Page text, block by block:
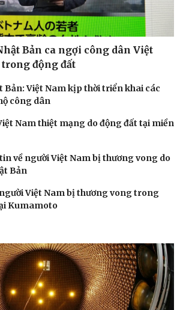
Nhà đẹp
Bản ca ngợi công dân Việt
động đất
Bản: Việt Nam kịp thời triển khai các
công dân
Nam thiệt mạng do động đất tại miền
về người Việt Nam bị thương vong do
Bản
Việt Nam bị thương vong trong
Kumamoto